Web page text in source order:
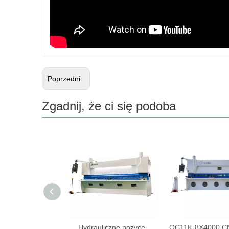
Poprzedni:
Zgadnij, że ci się podoba